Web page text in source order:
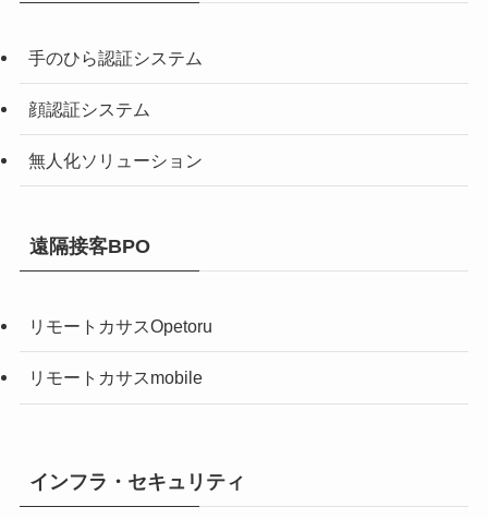
手のひら認証システム
顔認証システム
無人化ソリューション
遠隔接客BPO
リモートカサスOpetoru
リモートカサスmobile
インフラ・セキュリティ